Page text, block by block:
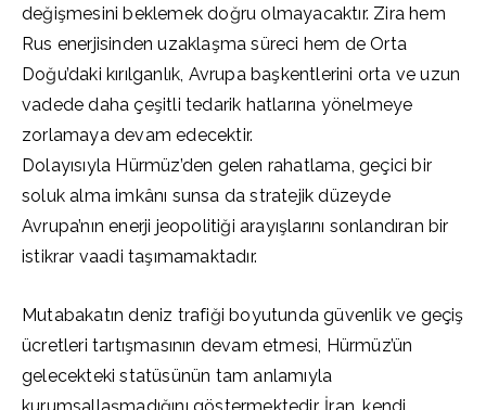
değişmesini beklemek doğru olmayacaktır. Zira hem
Rus enerjisinden uzaklaşma süreci hem de Orta
Doğu’daki kırılganlık, Avrupa başkentlerini orta ve uzun
vadede daha çeşitli tedarik hatlarına yönelmeye
zorlamaya devam edecektir.
Dolayısıyla Hürmüz’den gelen rahatlama, geçici bir
soluk alma imkânı sunsa da stratejik düzeyde
Avrupa’nın enerji jeopolitiği arayışlarını sonlandıran bir
istikrar vaadi taşımamaktadır.
Mutabakatın deniz trafiği boyutunda güvenlik ve geçiş
ücretleri tartışmasının devam etmesi, Hürmüz’ün
gelecekteki statüsünün tam anlamıyla